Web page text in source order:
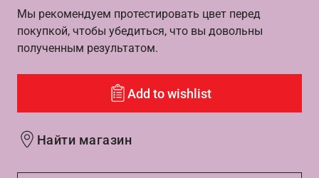
Мы рекомендуем протестировать цвет перед
покупкой, чтобы убедиться, что вы довольны
полученным результатом.
Add to wishlist
Найти магазин